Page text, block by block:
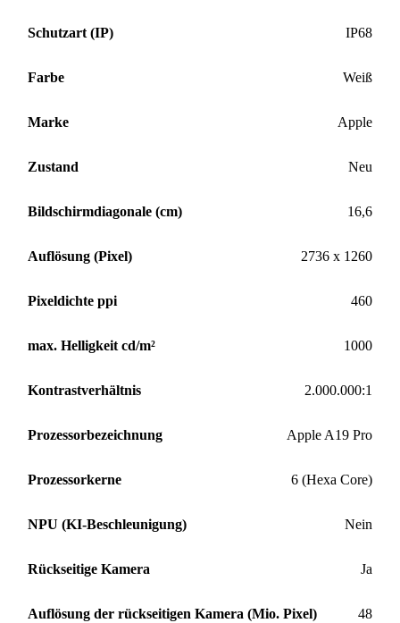
Schutzart (IP) IP68
Farbe Weiß
Marke Apple
Zustand Neu
Bildschirmdiagonale (cm) 16,6
Auflösung (Pixel) 2736 x 1260
Pixeldichte ppi 460
max. Helligkeit cd/m² 1000
Kontrastverhältnis 2.000.000:1
Prozessorbezeichnung Apple A19 Pro
Prozessorkerne 6 (Hexa Core)
NPU (KI-Beschleunigung) Nein
Rückseitige Kamera Ja
Auflösung der rückseitigen Kamera (Mio. Pixel) 48